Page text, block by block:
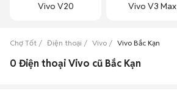
Vivo V20 Vivo V3 Max
Chợ Tốt Điện thoại Vivo Vivo Bắc Kạn
0 Điện thoại Vivo cũ Bắc Kạn